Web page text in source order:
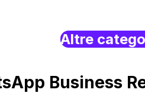
Altre
Business